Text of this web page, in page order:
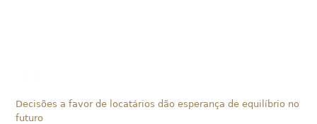
Decisões a favor de locatários dão esperança de equilíbrio no
futuro